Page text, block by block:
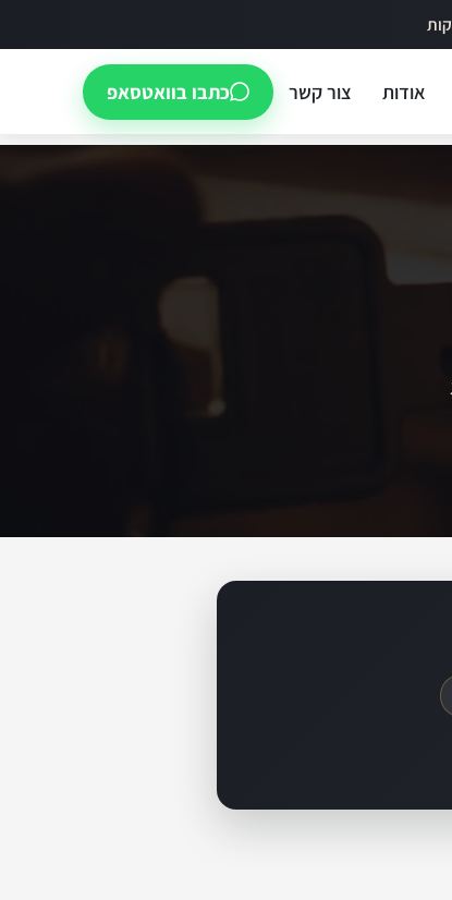
אודות צור קשר כתבו בוואטסאפ